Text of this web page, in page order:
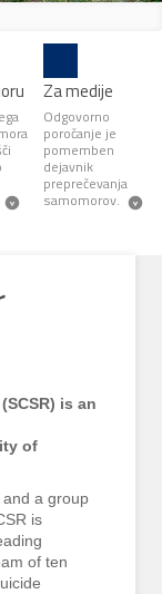
Za medije
Odgovorno
poročanje je
pomemben
dejavnik
preprečevanja
samomorov.
is an
of
and a group
is
of ten